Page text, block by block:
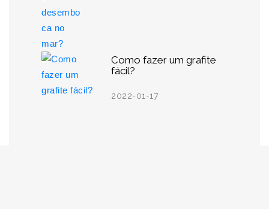
Como fazer um grafite
fácil?
2022-01-17